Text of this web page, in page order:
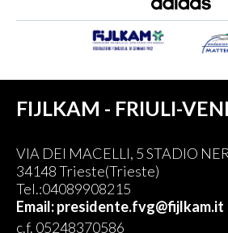
FIJLKAM - FRIULI-
VIA DEI MACELLI, 5 STADIO
34148 Trieste(Trieste)
Tel.:04089908215
Email: presidente.fvg@fijlkam.it
c.f. 05248370586